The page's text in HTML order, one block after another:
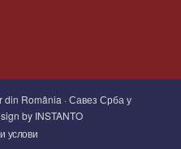
România · Савез Срба у
by INSTANTO
услови